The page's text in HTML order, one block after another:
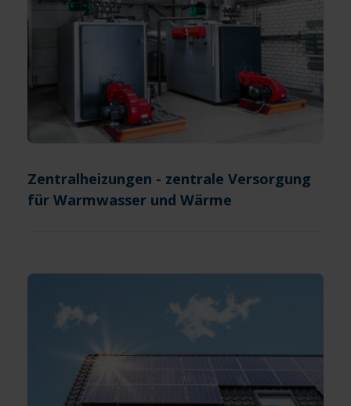
Zentralheizungen - zentrale Versorgung
für Warmwasser und Wärme